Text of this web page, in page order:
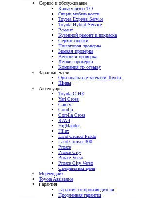
Сервис и обслуживание
Калькулятор ТО
Опции мобильности
Toyota Express Service
Toyota Hybrid Service
Ремонт
Кузовной ремонт и покраска
Сервис оценки
Пошаговая проверка
Зимняя проверка
Весенняя проверка
Летняя проверка
Компания по отзыву
Запасные части
Оригинальные запчасти Toyota
Шины
Аксессуары
Toyota C-HR
Yari Cross
Camry
Corolla
Corolla Cross
RAV4
Highlander
Hilux
Land Cruiser Prado
Land Cruiser 300
Proace
Proace City
Proace Verso
Proace City Verso
Специальная цена
Мерчендайз
Toyota Assistance
Гарантия
Гарантия от производителя
Продленная гарантия